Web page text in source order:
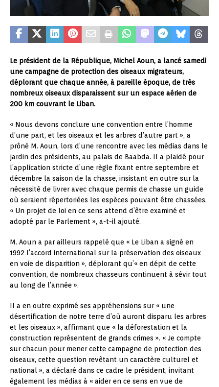
Le président de la République, Michel Aoun, a lancé samedi
une campagne de protection des oiseaux migrateurs,
déplorant que chaque année, à pareille époque, de très
nombreux oiseaux disparaissent sur un espace aérien de
200 km couvrant le Liban.
« Nous devons conclure une convention entre l’homme
d’une part, et les oiseaux et les arbres d’autre part », a
prôné M. Aoun, lors d’une rencontre avec les médias dans le
jardin des présidents, au palais de Baabda. Il a plaidé pour
l’application stricte d’une règle fixant entre septembre et
décembre la saison de la chasse, insistant en outre sur la
nécessité de livrer avec chaque permis de chasse un guide
où seraient répertoriées les espèces pouvant être chassées.
« Un projet de loi en ce sens attend d’être examiné et
adopté par le Parlement », a-t-il ajouté.
M. Aoun a par ailleurs rappelé que « Le Liban a signé en
1992 l’accord international sur la préservation des oiseaux
en voie de disparition », déplorant qu’« en dépit de cette
convention, de nombreux chasseurs continuent à sévir tout
au long de l’année ».
Il a en outre exprimé ses appréhensions sur « une
désertification de notre terre d’où auront disparu les arbres
et les oiseaux », affirmant que « la déforestation et la
construction représentent de grands crimes ». « Je compte
sur chacun pour mener cette campagne de protection des
oiseaux, cette question revêtant un caractère culturel et
national », a déclaré dans ce cadre le président, invitant
également les médias à « aider en ce sens en vue de